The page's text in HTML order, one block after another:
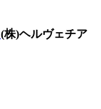
(株)ヘルヴェチア